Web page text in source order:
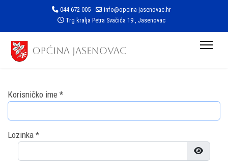
044 672 005
info@opcina-jasenovac.hr
Trg kralja Petra Svačića 19 , Jasenovac
Korisničko ime *
Lozinka *
Prikaži